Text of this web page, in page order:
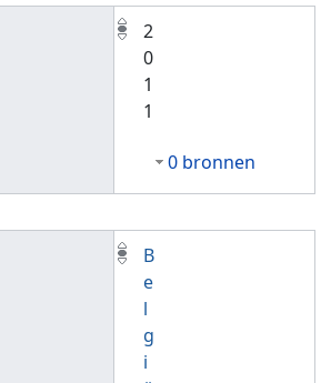
2
0
1
1
0 bronnen
B
e
l
g
i